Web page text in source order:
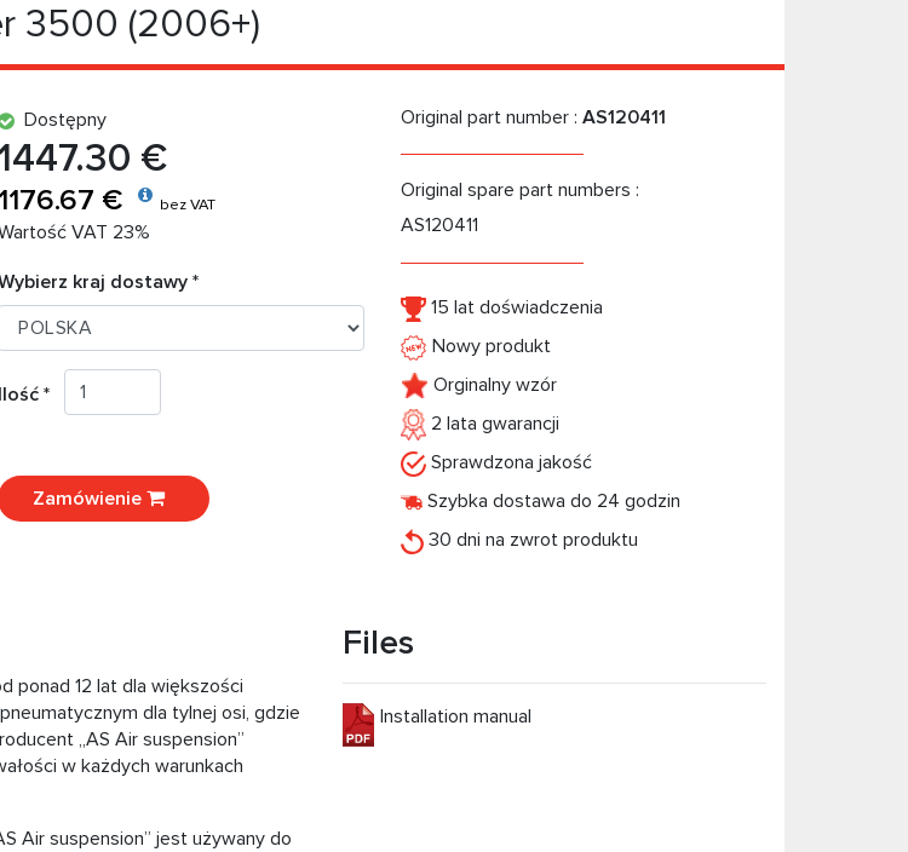
3500 (2006+)
Dostępny
€
1176.67 € bez VAT
VAT 23%
kraj dostawy *
Ilość *
Zamówienie
Original part number : AS120411
Original spare part numbers :
AS120411
15 lat doświadczenia
Nowy produkt
Orginalny wzór
2 lata gwarancji
Sprawdzona jakość
Szybka dostawa do 24 godzin
30 dni na zwrot produktu
ponad 12 lat dla większości
dla tylnej osi, gdzie
„AS Air suspension”
w każdych warunkach
Air suspension” jest używany do
Files
Installation manual